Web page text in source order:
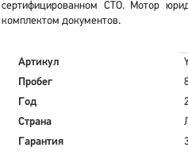
сертифицированном СТО. Мотор
комплектом документов.
Артикул
Пробег
Год
Страна
Гарантия